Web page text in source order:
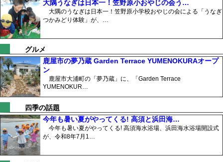
大隅うなぎは日本一！笠野原小おやじの会う…
大隅のうなぎは日本一！笠野原小学校おやじの会による「うなぎ
つかみどり体験」が、…
グルメ
鹿屋市の夢乃蔵 Garden Terrace YUMENOKURAオープ
ン
鹿屋市大浦町の「夢乃蔵」に、「Garden Terrace
YUMENOKUR…
四季の話題
今年も暑い夏がやってくる! 高須と浜田海…
今年も暑い夏がやってくる! 高須海水浴場、浜田海水浴場開設式
が、令和8年7月1…